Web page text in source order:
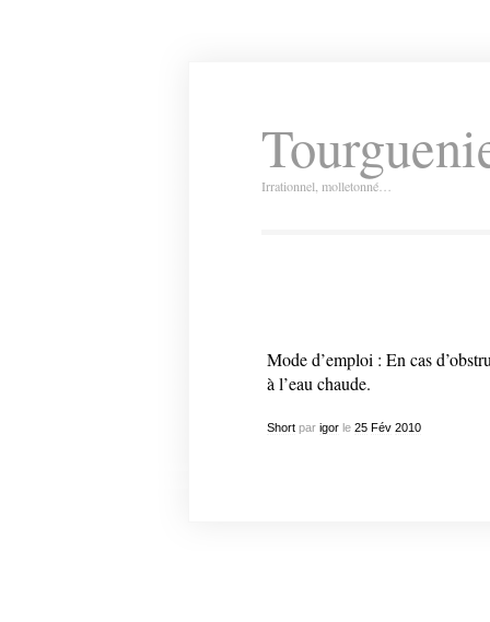
Irrationnel, molletonné…
Mode d’emploi : En cas
à l’eau chaude.
Shortpar igorle 25 Fév 2010